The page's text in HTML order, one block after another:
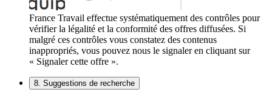
France Travail effectue systématiquement des contrôles pour
vérifier la légalité et la conformité des offres diffusées. Si
malgré ces contrôles vous constatez des contenus
inappropriés, vous pouvez nous le signaler en cliquant sur
« Signaler cette offre ».
8. Suggestions de recherche